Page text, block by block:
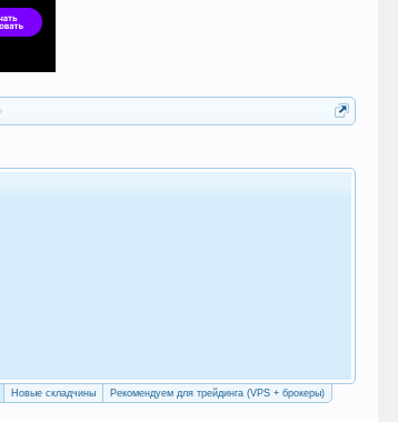
Новые складчины Рекомендуем для трейдинга (VPS + брокеры)